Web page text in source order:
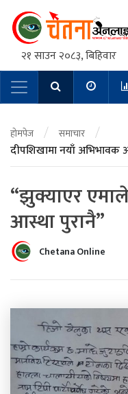
२१ साउन २०८३, बिहिवार
Main
होमपेज / समाचार /
दीपशिखामा नयाँ अभिभावक
“झुक्याएर एमाले
आस्था पुरानै”
Chetana Online